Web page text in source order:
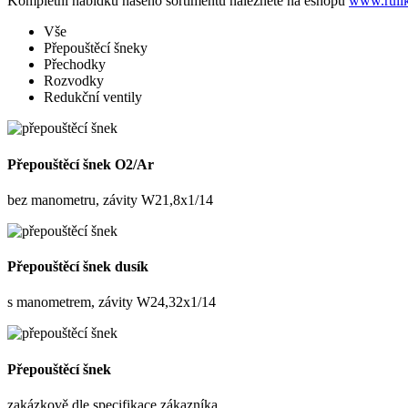
Vše
Přepouštěcí šneky
Přechodky
Rozvodky
Redukční ventily
Přepouštěcí šnek O2/Ar
bez manometru, závity W21,8x1/14
Přepouštěcí šnek dusík
s manometrem, závity W24,32x1/14
Přepouštěcí šnek
zakázkově dle specifikace zákazníka